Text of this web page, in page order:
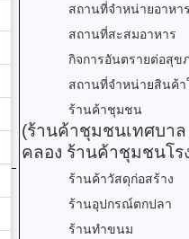
สถานที่จำหน่ายอาหา
สถานที่สะสมอาหาร
กิจการอันตรายต่อสุข
สถานที่จำหน่ายสินค้
ร้านค้าชุมชน
(ร้านค้าชุมชนเทศบา
คลอง ร้านค้าชุมชนโ
ร้านค้าวัสดุก่อสร้าง
ร้านอุปกรณ์ตกปลา
ร้านทำขนม